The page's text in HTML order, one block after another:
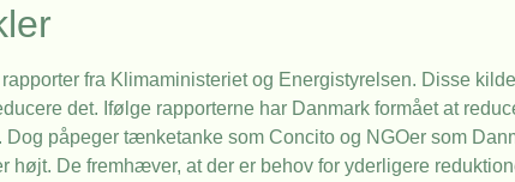
fra Klimaministeriet og Energistyrelsen. Disse
det. Ifølge rapporterne har Danmark formået at
påpeger tænketanke som Concito og NGOer som
højt. De fremhæver, at der er behov for yderligere